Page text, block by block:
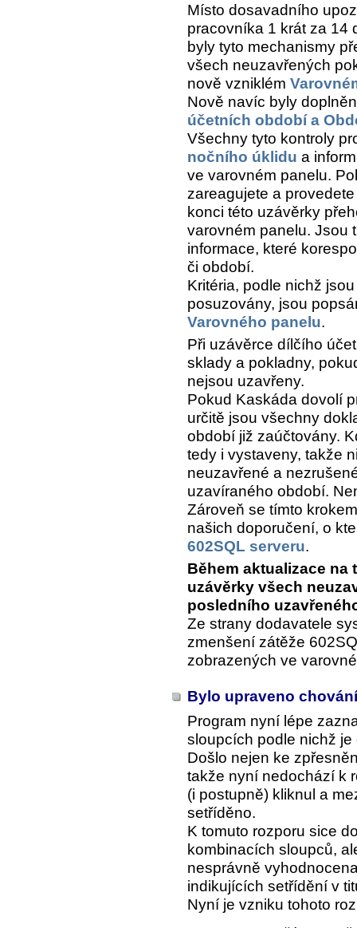
Místo dosavadního
pracovníka 1 krát za 14
byly tyto mechanismy
všech neuzavřených
nově vzniklém
Nově navíc byly
účetních období a
Všechny tyto kontroly
nočního úklidu a
ve varovném panelu.
zareagujete a
konci této uzávěrky
varovném panelu. Jsou
informace, které
či období.
Kritéria, podle nichž
posuzovány, jsou
Varovného panelu.
Při uzávěrce dílčího
sklady a pokladny,
nejsou uzavřeny.
Pokud Kaskáda dovolí
určitě jsou všechny
období již zaúčtovány.
tedy i vystaveny, takže
neuzavřené a
uzavíraného období.
Zároveň se tímto
našich doporučení, o
602SQL serveru.
Během aktualizace na
uzávěrky všech
posledního
Ze strany dodavatele
zmenšení zátěže
zobrazených ve
Bylo upraveno
Program nyní lépe
sloupcích podle nichž
Došlo nejen ke
takže nyní nedochází k
(i postupně) kliknul a
setříděno.
K tomuto rozporu sice
kombinacích sloupců,
nesprávně
indikujících setřídění v
Nyní je vzniku tohoto